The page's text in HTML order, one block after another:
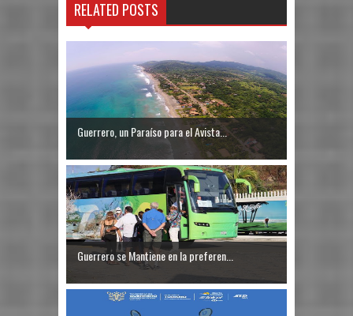
RELATED POSTS
Guerrero, un Paraíso para el Avista...
Guerrero se Mantiene en la preferen...